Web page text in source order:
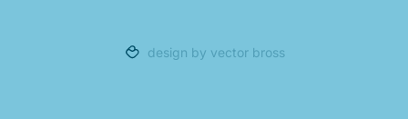
design by vector bross